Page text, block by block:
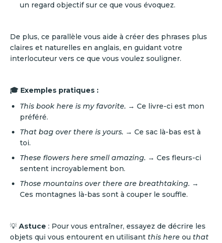
un regard objectif sur ce que vous évoquez.
De plus, ce parallèle vous aide à créer des phrases plus
claires et naturelles en anglais, en guidant votre
interlocuteur vers ce que vous voulez souligner.
🎓 Exemples pratiques :
This book here is my favorite. → Ce livre-ci est mon
préféré.
That bag over there is yours. → Ce sac là-bas est à
toi.
These flowers here smell amazing. → Ces fleurs-ci
sentent incroyablement bon.
Those mountains over there are breathtaking. →
Ces montagnes là-bas sont à couper le souffle.
💡 Astuce : Pour vous entraîner, essayez de décrire les
objets qui vous entourent en utilisant this here ou that